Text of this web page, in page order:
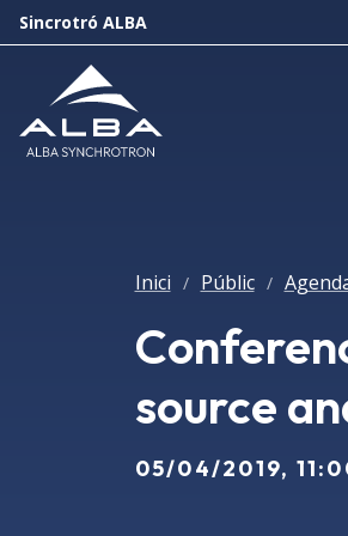
Sincrotró ALBA
Inici / Públic /
source
05/04/2019,